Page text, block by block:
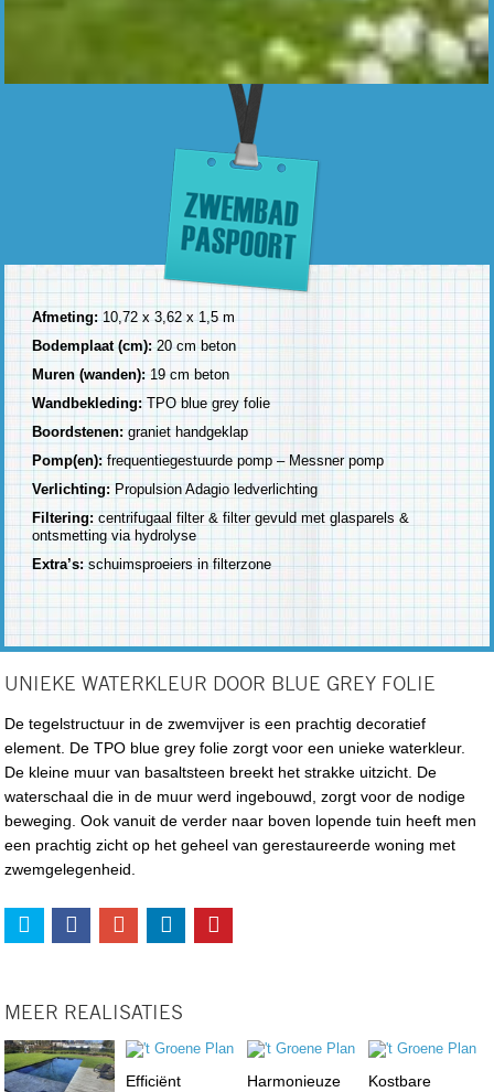
Afmeting:10,72 x 3,62 x 1,5 m
Bodemplaat (cm):20 cm beton
Muren (wanden): 19 cm beton
Wandbekleding:TPO blue grey folie
Boordstenen:graniet handgeklap
Pomp(en):frequentiegestuurde pomp – Messner pomp
Verlichting: Propulsion Adagio ledverlichting
Filtering:centrifugaal filter & filter gevuld met glasparels &
ontsmetting via hydrolyse
Extra’s:schuimsproeiers in filterzone
UNIEKE WATERKLEUR DOOR BLUE GREY FOLIE
De tegelstructuur in de zwemvijver is een prachtig decoratief
element. De TPO blue grey folie zorgt voor een unieke waterkleur.
De kleine muur van basaltsteen breekt het strakke uitzicht. De
waterschaal die in de muur werd ingebouwd, zorgt voor de nodige
beweging. Ook vanuit de verder naar boven lopende tuin heeft men
een prachtig zicht op het geheel van gerestaureerde woning met
zwemgelegenheid.
MEER REALISATIES
Efficiënt Harmonieuze Kostbare